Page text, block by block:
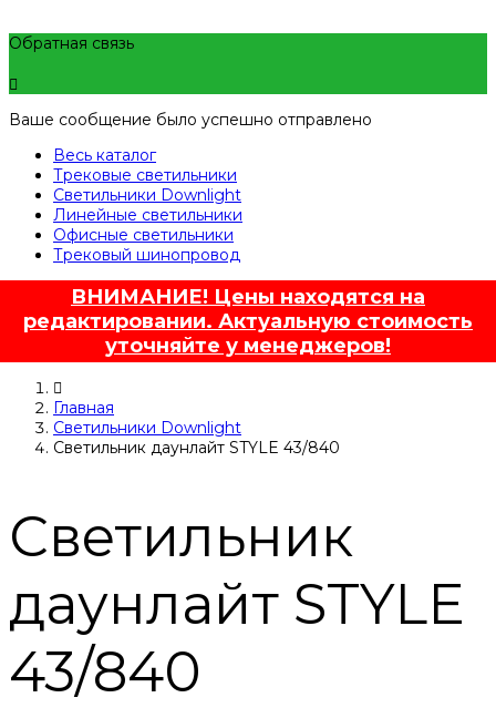
Обратная связь
Ваше сообщение было успешно отправлено
Весь каталог
Трековые светильники
Светильники Downlight
Линейные светильники
Офисные светильники
Трековый шинопровод
ВНИМАНИЕ! Цены находятся на
редактировании. Актуальную стоимость
уточняйте у менеджеров!
Главная
Светильники Downlight
Светильник даунлайт STYLE 43/840
Светильник
даунлайт STYLE
43/840